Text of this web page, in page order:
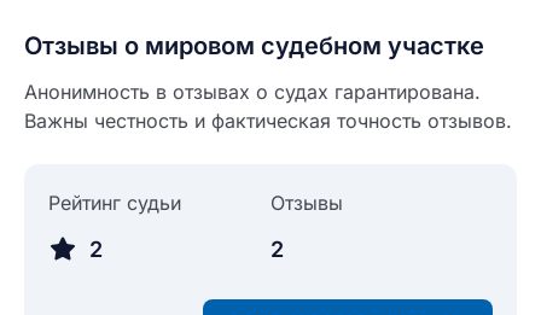
Отзывы о мировом судебном участке
Анонимность в отзывах о судах гарантирована.
Важны честность и фактическая точность отзывов.
Рейтинг судьи
2
Отзывы
2
Ответ на отзыв
0/500
разрешить публикацию отзыва
ЗАКРЫТЬ СОХРАНИТЬ